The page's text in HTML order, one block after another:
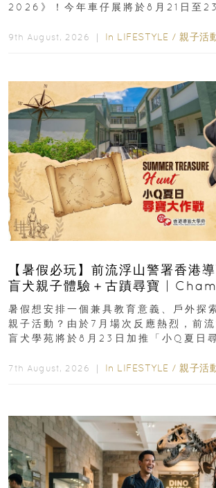
2026》！今年車仔展將於8月21日至
9th August, 2026 ｜ In LIFESTYLE / 親子活
【暑假必玩】前流浮山警署香港
盲犬親子體驗＋古蹟尋寶 |
組免費名額
暑假想安排一個兼具教育意義、戶外探
親子活動？由於7月場次反應熱烈，前
盲犬學苑將於8月23日加推「小Q夏日
7th August, 2026 ｜ In LIFESTYLE / 親子活